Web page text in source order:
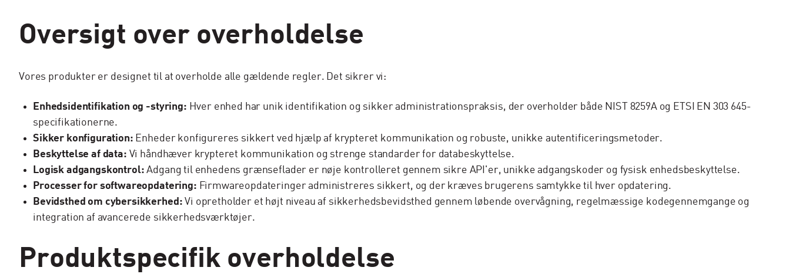
Oversigt over overholdelse
Vores produkter er designet til at overholde alle gældende regler. Det sikrer vi:
Enhedsidentifikation og -styring: Hver enhed har unik identifikation og sikker administrationspraksis, der overholder både NIST 8259A og ETSI EN 303 645-
specifikationerne.
Sikker konfiguration: Enheder konfigureres sikkert ved hjælp af krypteret kommunikation og robuste, unikke autentificeringsmetoder.
Beskyttelse af data: Vi håndhæver krypteret kommunikation og strenge standarder for databeskyttelse.
Logisk adgangskontrol: Adgang til enhedens grænseflader er nøje kontrolleret gennem sikre API'er, unikke adgangskoder og fysisk enhedsbeskyttelse.
Processer for softwareopdatering: Firmwareopdateringer administreres sikkert, og der kræves brugerens samtykke til hver opdatering.
Bevidsthed om cybersikkerhed: Vi opretholder et højt niveau af sikkerhedsbevidsthed gennem løbende overvågning, regelmæssige kodegennemgange og
integration af avancerede sikkerhedsværktøjer.
Produktspecifik overholdelse